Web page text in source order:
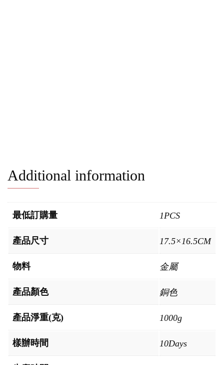
Additional information
最低訂購量 1PCS
產品尺寸 17.5×16.5CM
物料 金屬
產品顏色 銅色
產品淨重(克) 1000g
樣辦時間 10Days